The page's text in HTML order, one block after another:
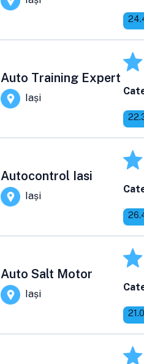
Auto Training Expert
Iași
Autocontrol Iasi
Iași
Auto Salt Motor
Iași